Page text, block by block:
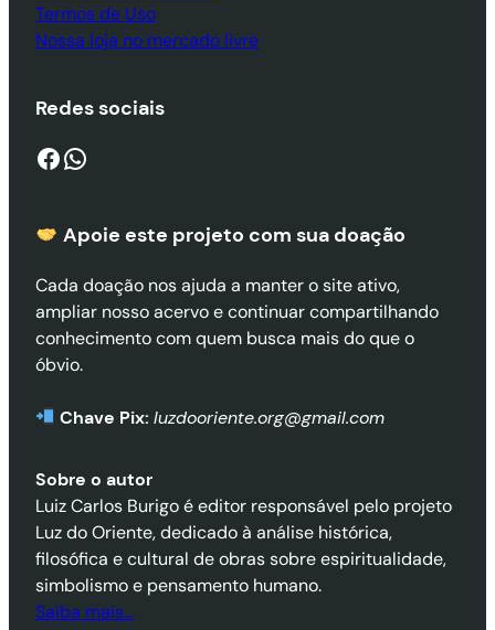
Termos de Uso
Nossa loja no mercado livre
Redes sociais
Facebook WhatsApp
Apoie este projeto com sua doação
Cada doação nos ajuda a manter o site ativo,
ampliar nosso acervo e continuar compartilhando
conhecimento com quem busca mais do que o
óbvio.
Chave Pix: luzdooriente.org@gmail.com
Sobre o autor
Luiz Carlos Burigo é editor responsável pelo projeto
Luz do Oriente, dedicado à análise histórica,
filosófica e cultural de obras sobre espiritualidade,
simbolismo e pensamento humano.
Saiba mais…